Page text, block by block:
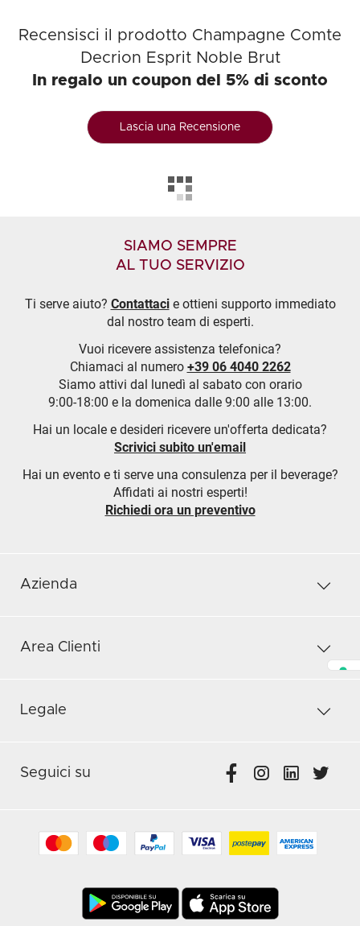
Recensisci il prodotto Champagne Comte
Decrion Esprit Noble Brut
In regalo un coupon del 5% di sconto
Lascia una Recensione
SIAMO SEMPRE
AL TUO SERVIZIO
Ti serve aiuto? Contattacie ottieni supporto immediato
dal nostro team di esperti.
Vuoi ricevere assistenza telefonica?
Chiamaci al numero +39 06 4040 2262
Siamo attivi dal lunedì al sabato con orario
9:00-18:00 e la domenica dalle 9:00 alle 13:00.
Hai un locale e desideri ricevere un'offerta dedicata?
Scrivici subito un'email
Hai un evento e ti serve una consulenza per il beverage?
Affidati ai nostri esperti!
Richiedi ora un preventivo
Azienda
Area Clienti
Legale
Seguici su